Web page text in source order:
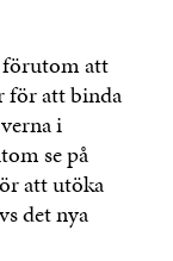
att
för att binda
i
se på
att utöka
det nya